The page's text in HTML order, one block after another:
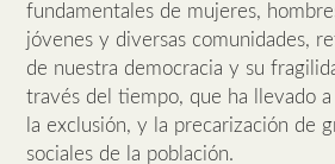
fundamentales de mujeres,
jóvenes y diversas comunidades,
de nuestra democracia y su
través del tiempo, que ha llevado
la exclusión, y la precarización de
sociales de la población.